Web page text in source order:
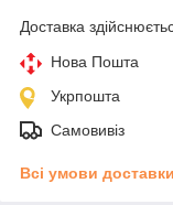
Доставка
Нова Пошта
Укрпошта
Самовивіз
Всі умови доставки